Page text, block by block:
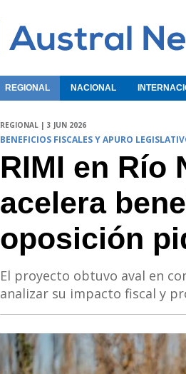
REGIONAL NACIONAL
REGIONAL | 3 JUN 2026
BENEFICIOS FISCALES Y APURO
RIMI en Río
acelera
oposición
El proyecto obtuvo aval en
analizar su impacto fiscal y